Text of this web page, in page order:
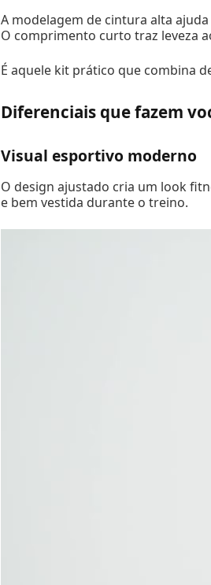
A modelagem de cintura alta
O comprimento curto traz leveza
É aquele kit prático que combina
Diferenciais que fazem
Visual esportivo moderno
O design ajustado cria um look
e bem vestida durante o treino.